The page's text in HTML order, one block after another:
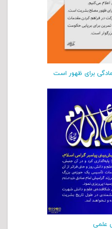
برای ظهور است
علمی